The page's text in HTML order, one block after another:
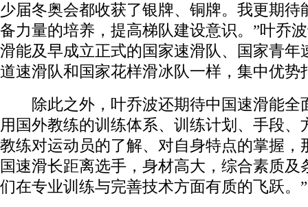
少届冬奥会都收获了银牌、铜牌。我更期待
备力量的培养，提高梯队建设意识。”叶乔
滑能及早成立正式的国家速滑队、国家青年
道速滑队和国家花样滑冰队一样，集中优势
除此之外，叶乔波还期待中国速滑能全
用国外教练的训练体系、训练计划、手段、
教练对运动员的了解、对自身特点的掌握，
国速滑长距离选手，身材高大，综合素质及
们在专业训练与完善技术方面有质的飞跃。”